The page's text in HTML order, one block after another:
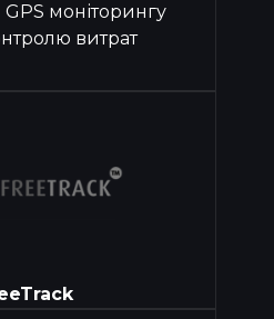
моніторингу
витрат